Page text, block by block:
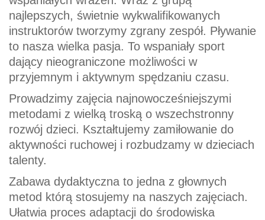
najlepszych, świetnie wykwalifikowanych
instruktorów tworzymy zgrany zespół. Pływanie
to nasza wielka pasja. To wspaniały sport
dający nieograniczone możliwości w
przyjemnym i aktywnym spędzaniu czasu.
Prowadzimy zajęcia najnowocześniejszymi
metodami z wielką troską o wszechstronny
rozwój dzieci. Kształtujemy zamiłowanie do
aktywności ruchowej i rozbudzamy w dzieciach
talenty.
Zabawa dydaktyczna to jedna z głownych
metod którą stosujemy na naszych zajęciach.
Ułatwia proces adaptacji do środowiska